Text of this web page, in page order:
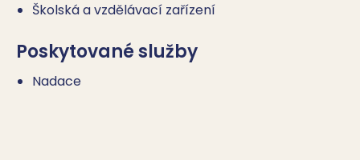
Školská a vzdělávací zařízení
Poskytované služby
Nadace